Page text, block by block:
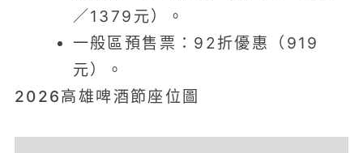
／1379元）。
一般區預售票：92折優惠（919
元）。
2026高雄啤酒節座位圖